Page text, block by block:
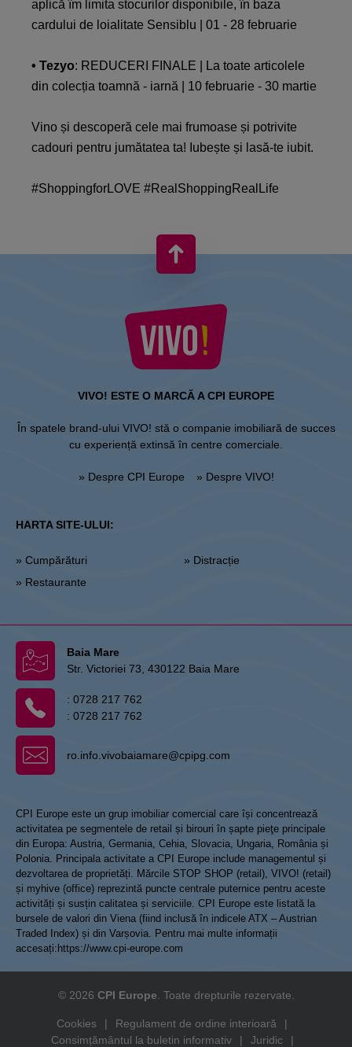
aplică îm limita stocurilor disponibile, în baza
cardului de loialitate Sensiblu | 01 - 28 februarie
• Tezyo: REDUCERI FINALE | La toate articolele
din colecția toamnă - iarnă | 10 februarie - 30 martie
Vino și descoperă cele mai frumoase și potrivite
cadouri pentru jumătatea ta! Iubește și lasă-te iubit.
#ShoppingforLOVE #RealShoppingRealLife
VIVO! ESTE O MARCĂ A CPI EUROPE
În spatele brand-ului VIVO! stă o companie imobiliară de succes
cu experiență extinsă în centre comerciale.
» Despre CPI Europe » Despre VIVO!
HARTA SITE-ULUI:
» Cumpărături
» Restaurante
» Distracție
Baia Mare
Str. Victoriei 73, 430122 Baia Mare
: 0728 217 762
: 0728 217 762
ro.info.vivobaiamare@cpipg.com
CPI Europe este un grup imobiliar comercial care își concentrează
activitatea pe segmentele de retail și birouri în șapte pieţe principale
din Europa: Austria, Germania, Cehia, Slovacia, Ungaria, România și
Polonia. Principala activitate a CPI Europe include managementul și
dezvoltarea de proprietăți. Mărcile STOP SHOP (retail), VIVO! (retail)
și myhive (office) reprezintă puncte centrale puternice pentru aceste
activități și susțin calitatea și serviciile. CPI Europe este listată la
bursele de valori din Viena (fiind inclusă în indicele ATX – Austrian
Traded Index) și din Varșovia. Pentru mai multe informații
accesați: https://www.cpi-europe.com
© 2026 CPI Europe . Toate drepturile rezervate.
Cookies | Regulament de ordine interioară
|
Consimțământul la buletin informativ
| Juridic |